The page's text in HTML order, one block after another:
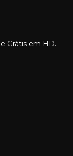
Grátis em HD.